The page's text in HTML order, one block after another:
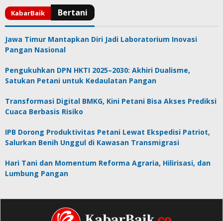
Jawa Timur Mantapkan Diri Jadi Laboratorium Inovasi
Pangan Nasional
Pengukuhkan DPN HKTI 2025–2030: Akhiri Dualisme,
Satukan Petani untuk Kedaulatan Pangan
Transformasi Digital BMKG, Kini Petani Bisa Akses Prediksi
Cuaca Berbasis Risiko
IPB Dorong Produktivitas Petani Lewat Ekspedisi Patriot,
Salurkan Benih Unggul di Kawasan Transmigrasi
Hari Tani dan Momentum Reforma Agraria, Hilirisasi, dan
Lumbung Pangan